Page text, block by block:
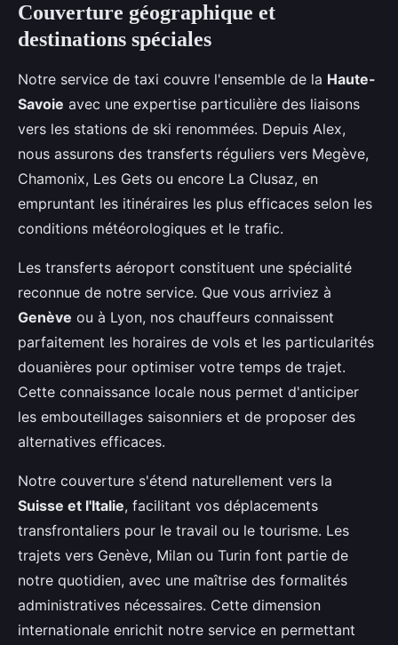
Couverture géographique et
destinations spéciales
Notre service de taxi couvre l'ensemble de la Haute-
Savoie avec une expertise particulière des liaisons
vers les stations de ski renommées. Depuis Alex,
nous assurons des transferts réguliers vers Megève,
Chamonix, Les Gets ou encore La Clusaz, en
empruntant les itinéraires les plus efficaces selon les
conditions météorologiques et le trafic.
Les transferts aéroport constituent une spécialité
reconnue de notre service. Que vous arriviez à
Genève ou à Lyon, nos chauffeurs connaissent
parfaitement les horaires de vols et les particularités
douanières pour optimiser votre temps de trajet.
Cette connaissance locale nous permet d'anticiper
les embouteillages saisonniers et de proposer des
alternatives efficaces.
Notre couverture s'étend naturellement vers la
Suisse et l'Italie, facilitant vos déplacements
transfrontaliers pour le travail ou le tourisme. Les
trajets vers Genève, Milan ou Turin font partie de
notre quotidien, avec une maîtrise des formalités
administratives nécessaires. Cette dimension
internationale enrichit notre service en permettant